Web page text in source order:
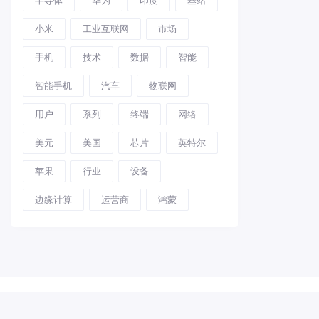
小米 工业互联网 市场
手机 技术 数据 智能
智能手机 汽车 物联网
用户 系列 终端 网络
美元 美国 芯片 英特尔
苹果 行业 设备
边缘计算 运营商 鸿蒙